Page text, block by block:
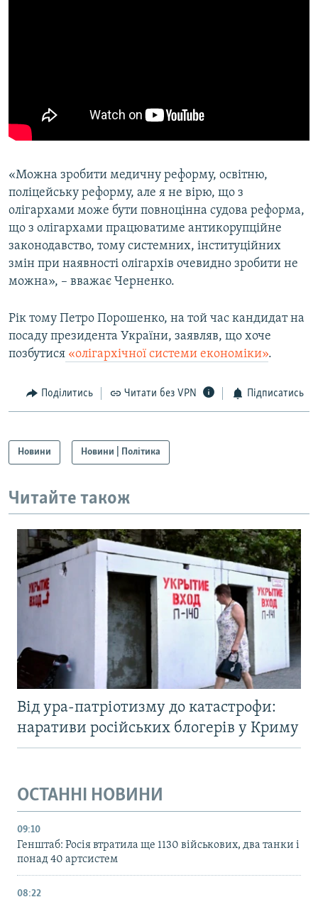
«Можна зробити медичну реформу, освітню,
поліцейську реформу, але я не вірю, що з
олігархами може бути повноцінна судова реформа,
що з олігархами працюватиме антикорупційне
законодавство, тому системних, інституційних
змін при наявності олігархів очевидно зробити не
можна», – вважає Черненко.
Рік тому Петро Порошенко, на той час кандидат на
посаду президента України, заявляв, що хоче
позбутися «олігархічної системи економіки».
Поділитись Читати без VPN Підписатись
Новини Новини | Політика
Читайте також
Від ура-патріотизму до катастрофи:
наративи російських блогерів у Криму
ОСТАННІ НОВИНИ
09:10
Генштаб: Росія втратила ще 1130 військових, два танки і
понад 40 артсистем
08:22